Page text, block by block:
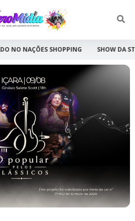
SHOW DA STAR BEATLES É DESTAQUE DA